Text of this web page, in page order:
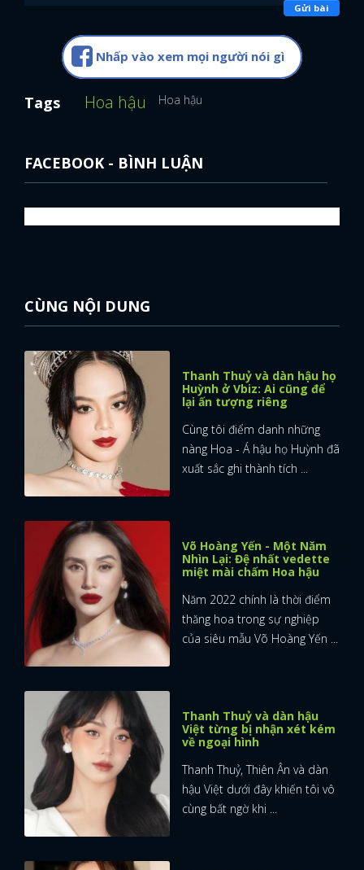
Gửi bài
Nhấp vào xem mọi người nói gì
Tags Hoa hậu Hoa hậu
FACEBOOK - BÌNH LUẬN
CÙNG NỘI DUNG
Thanh Thuỷ và dàn hậu họ
Huỳnh ở Vbiz: Ai cũng để
lại ấn tượng riêng
Cùng tôi điểm danh những
nàng Hoa - Á hậu họ Huỳnh đã
xuất sắc ghi thành tích ...
Võ Hoàng Yến - Một Năm
Nhìn Lại: Đệ nhất vedette
miệt mài chấm Hoa hậu
Năm 2022 chính là thời điểm
thăng hoa trong sự nghiệp
của siêu mẫu Võ Hoàng Yến ...
Thanh Thuỷ và dàn hậu
Việt từng bị nhận xét kém
về ngoại hình
Thanh Thuỷ, Thiên Ân và dàn
hậu Việt dưới đây khiến tôi vô
cùng bất ngờ khi ...